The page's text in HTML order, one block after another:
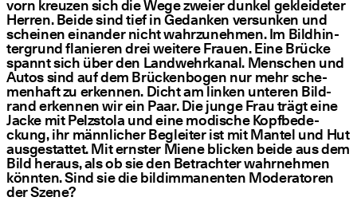
vorn kreu­zen sich die Wege zwei­er dun­kel geklei­de­ter
Her­ren. Bei­de sind tief in Gedan­ken ver­sun­ken und
schei­nen ein­an­der nicht wahr­zu­neh­men. Im Bild­hin­
ter­grund fla­nie­ren drei wei­te­re Frau­en. Eine Brü­cke
spannt sich über den Land­wehr­ka­nal. Men­schen und
Autos sind auf dem Brü­cken­bo­gen nur mehr sche­
men­haft zu erken­nen. Dicht am lin­ken unte­ren Bild­
rand erken­nen wir ein Paar. Die jun­ge Frau trägt eine
Jacke mit Pelz­sto­la und eine modi­sche Kopf­be­de­
ckung, ihr männ­li­cher Beglei­ter ist mit Man­tel und Hut
aus­ge­stat­tet. Mit erns­ter Mie­ne bli­cken bei­de aus dem
Bild her­aus, als ob sie den Betrach­ter wahr­neh­men
könn­ten. Sind sie die bil­dim­ma­nen­ten Mode­ra­to­ren
der Szene?